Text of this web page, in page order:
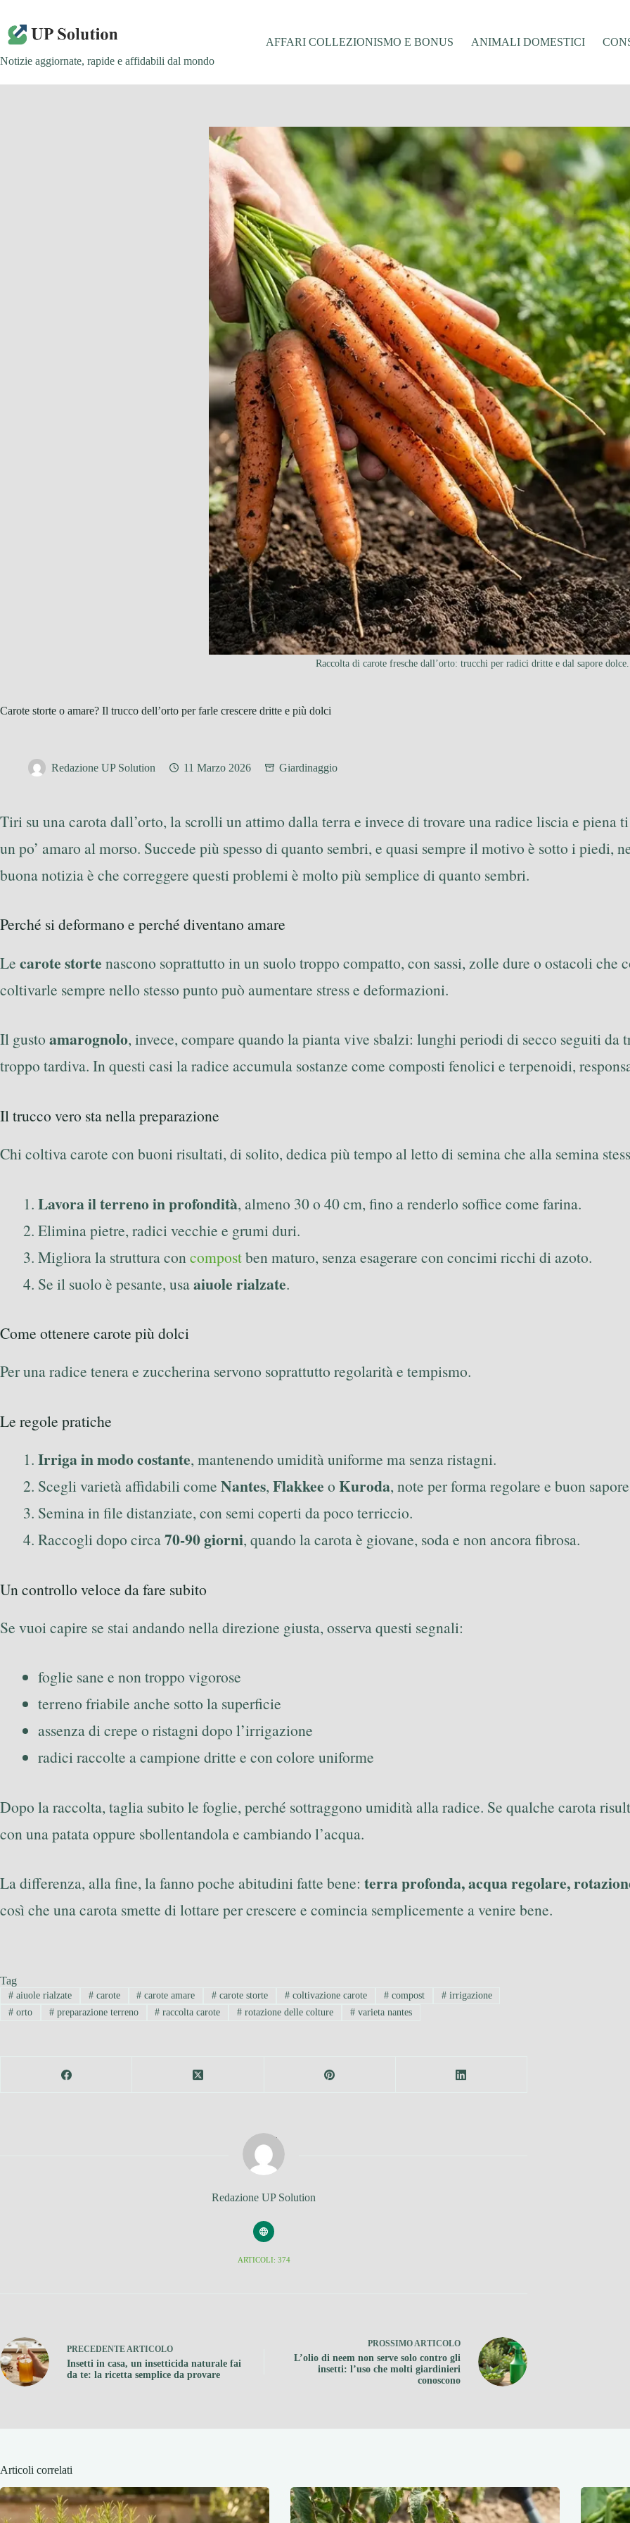
contenuto
Notizie aggiornate, rapide e affidabili dal mondo
AFFARI COLLEZIONISMO E BONUS ANIMALI DOMESTICI
Raccolta di carote fresche dall’orto: trucchi per radici dritte e dal sapore dolce.
Carote storte o amare? Il trucco dell’orto per farle crescere dritte e più dolci
Redazione UP Solution 11 Marzo 2026 Giardinaggio
Tiri su una carota dall’orto, la scrolli un attimo dalla terra e invece di trovare una radice liscia e
un po’ amaro al morso. Succede più spesso di quanto sembri, e quasi sempre il motivo è sotto i piedi,
buona notizia è che correggere questi problemi è molto più semplice di quanto sembri.
Perché si deformano e perché diventano amare
Le carote storte nascono soprattutto in un suolo troppo compatto, con sassi, zolle dure o ostacoli
coltivarle sempre nello stesso punto può aumentare stress e deformazioni.
Il gusto amarognolo, invece, compare quando la pianta vive sbalzi: lunghi periodi di secco seguiti da
troppo tardiva. In questi casi la radice accumula sostanze come composti fenolici e terpenoidi,
Il trucco vero sta nella preparazione
Chi coltiva carote con buoni risultati, di solito, dedica più tempo al letto di semina che alla semina
Lavora il terreno in profondità, almeno 30 o 40 cm, fino a renderlo soffice come farina.
Elimina pietre, radici vecchie e grumi duri.
Migliora la struttura con compostben maturo, senza esagerare con concimi ricchi di azoto.
Se il suolo è pesante, usaaiuole rialzate.
Come ottenere carote più dolci
Per una radice tenera e zuccherina servono soprattutto regolarità e tempismo.
Le regole pratiche
Irriga in modo costante, mantenendo umidità uniforme ma senza ristagni.
Scegli varietà affidabili come Nantes, Flakkee o Kuroda, note per forma regolare e buon
Semina in file distanziate, con semi coperti da poco terriccio.
Raccogli dopo circa70-90 giorni, quando la carota è giovane, soda e non ancora fibrosa.
Un controllo veloce da fare subito
Se vuoi capire se stai andando nella direzione giusta, osserva questi segnali:
foglie sane e non troppo vigorose
terreno friabile anche sotto la superficie
assenza di crepe o ristagni dopo l’irrigazione
radici raccolte a campione dritte e con colore uniforme
Dopo la raccolta, taglia subito le foglie, perché sottraggono umidità alla radice. Se qualche carota
con una patata oppure sbollentandola e cambiando l’acqua.
La differenza, alla fine, la fanno poche abitudini fatte bene: terra profonda, acqua regolare,
così che una carota smette di lottare per crescere e comincia semplicemente a venire bene.
Tag
#aiuole rialzate #carote # carote amare # carote storte # coltivazione carote #compost #irrigazione
#orto #preparazione terreno # raccolta carote # rotazione delle colture # varieta nantes
Redazione UP Solution
ARTICOLI: 374
PRECEDENTEARTICOLO
Insetti in casa, un insetticida naturale fai
da te: la ricetta semplice da provare
PROSSIMOARTICOLO
L’olio di neem non serve solo contro gli
insetti: l’uso che molti giardinieri
conoscono
Articoli correlati